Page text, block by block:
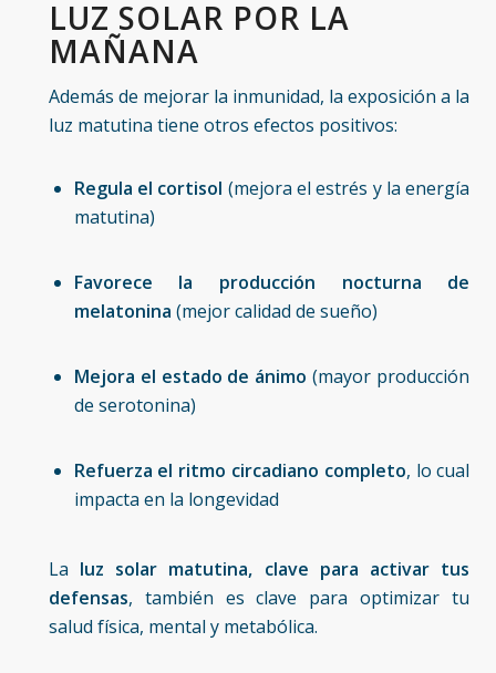
LUZ SOLAR POR LA
MAÑANA
Además de mejorar la inmunidad, la exposición a la
luz matutina tiene otros efectos positivos:
Regula el cortisol (mejora el estrés y la energía
matutina)
Favorece la producción nocturna de
melatonina (mejor calidad de sueño)
Mejora el estado de ánimo (mayor producción
de serotonina)
Refuerza el ritmo circadiano completo, lo cual
impacta en la longevidad
La luz solar matutina, clave para activar tus
defensas, también es clave para optimizar tu
salud física, mental y metabólica.